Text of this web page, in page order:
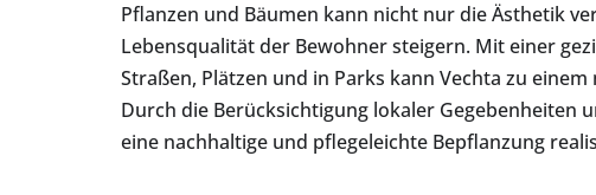
Pflanzen und Bäumen kann nicht nur die Ästhetik
Lebensqualität der Bewohner steigern. Mit einer
Straßen, Plätzen und in Parks kann Vechta zu
Durch die Berücksichtigung lokaler Gegebenheiten
eine nachhaltige und pflegeleichte Bepflanzung